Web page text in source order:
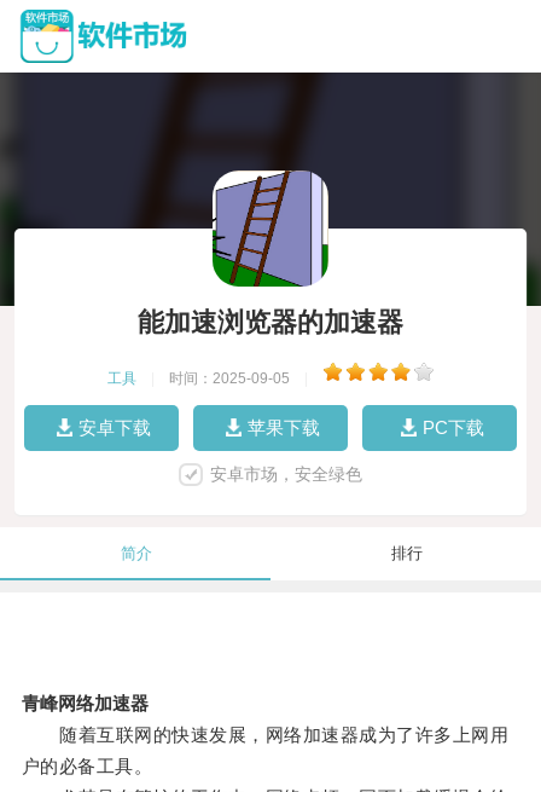
能加速浏览器的加速器
工具 时间：2025-09-05
安卓下载 苹果下载 PC下载
安卓市场，安全绿色
简介 排行
青峰网络加速器
随着互联网的快速发展，网络加速器成为了许多上网用
户的必备工具。